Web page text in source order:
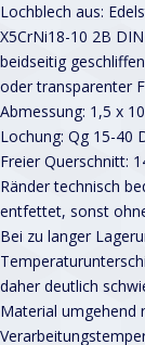
Lochblech aus:
X5CrNi18-10 2B
beidseitig
oder transparenter
Abmessung: 1,5 x
Lochung: Qg 15-40
Freier Querschnitt:
Ränder technisch
entfettet, sonst
Bei zu langer
daher deutlich
Material umgehend